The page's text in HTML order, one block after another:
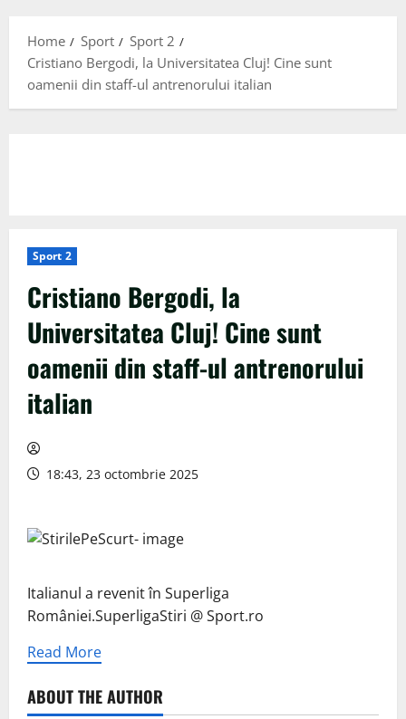
Home Sport
Sport 2
Cristiano Bergodi, la Universitatea Cluj! Cine sunt
oamenii din staff-ul antrenorului italian
Sport 2
Cristiano Bergodi, la
Universitatea Cluj! Cine sunt
oamenii din staff-ul antrenorului
italian
18:43, 23 octombrie 2025
Italianul a revenit în Superliga
României.SuperligaStiri @ Sport.ro
Read More
ABOUT THE AUTHOR